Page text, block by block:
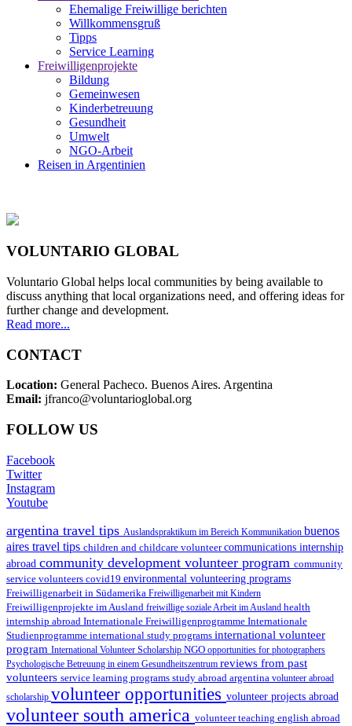
Ehemalige Freiwillige berichten
Willkommensgruß
Tipps
Service Learning
Freiwilligenprojekte
Bildung
Gemeinwesen
Kinderbetreuung
Gesundheit
Umwelt
NGO-Arbeit
Reisen in Argentinien
VOLUNTARIO GLOBAL
Voluntario Global helps local communities by being available to
discuss anything that local organizations need, and offering ideas for
further change and development.
Read more...
CONTACT
Location: General Pacheco. Buenos Aires. Argentina
Email: jfranco@voluntarioglobal.org
FOLLOW US
Facebook
Twitter
Instagram
Youtube
argentina travel tips Auslandspraktikum im Bereich Kommunikation buenos
aires travel tips children and childcare volunteercommunications internship
abroad community development volunteer program community
service volunteers covid19 environmental volunteering programs
Freiwilligenarbeit in Südamerika Freiwilligenarbeit mit Kindern
Freiwilligenprojekte im Ausland freiwillige soziale Arbeit im Ausland health
internship abroad Internationale Freiwilligenprogramme Internationale
Studienprogramme international study programs international volunteer
program International Volunteer Scholarship NGO opportunities for photographers
Psychologische Betreuung in einem Gesundheitszentrum reviews from past
volunteers service learning programs study abroad argentina volunteer abroad
scholarship volunteer opportunities volunteer projects abroad
volunteer south america volunteer teaching english abroad